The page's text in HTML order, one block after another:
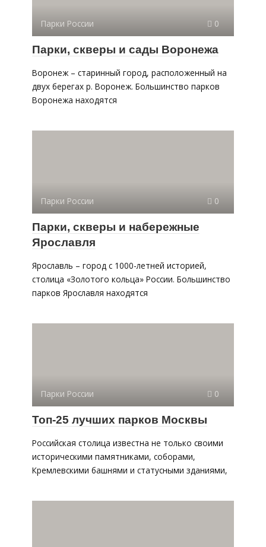
Парки России 0
Парки, скверы и сады Воронежа
Воронеж – старинный город, расположенный на
двух берегах р. Воронеж. Большинство парков
Воронежа находятся
Парки России 0
Парки, скверы и набережные
Ярославля
Ярославль – город с 1000-летней историей,
столица «Золотого кольца» России. Большинство
парков Ярославля находятся
Парки России 0
Топ-25 лучших парков Москвы
Российская столица известна не только своими
историческими памятниками, соборами,
Кремлевскими башнями и статусными зданиями,